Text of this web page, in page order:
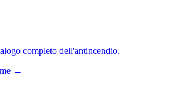
completo dell'antincendio.
→